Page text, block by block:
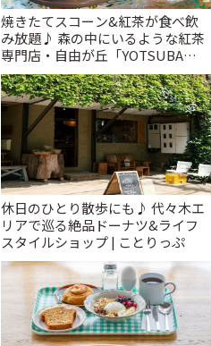
焼きたてスコーン&紅茶が食べ飲
み放題♪ 森の中にいるような紅茶
専門店・自由が丘「YOTSUBA
TEA」でのんびり時間 | ことりっぷ
休日のひとり散歩にも♪ 代々木エ
リアで巡る絶品ドーナツ&ライフ
スタイルショップ | ことりっぷ